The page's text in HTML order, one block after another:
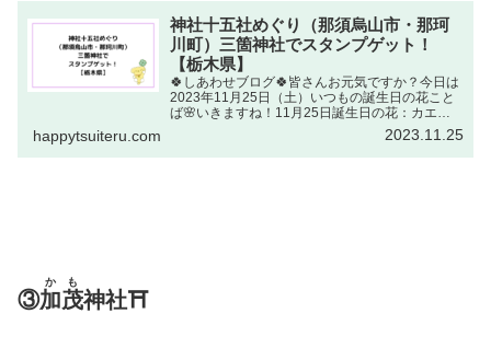
神社十五社めぐり（那須烏山市・那珂
川町）三箇神社でスタンプゲット！
【栃木県】
🍀しあわせブログ🍀皆さんお元気ですか？今日は
2023年11月25日（土）いつもの誕生日の花こと
ば🌸いきますね！11月25日誕生日の花：カエデ
(イロハモミジ)〔槭樹・カエデ科〕花ことば：遠
慮えんりょ出典元しゅってんもと：NHKラジオ深
夜便 誕...
happytsuiteru.com 2023.11.25
③加茂
かも
神社⛩